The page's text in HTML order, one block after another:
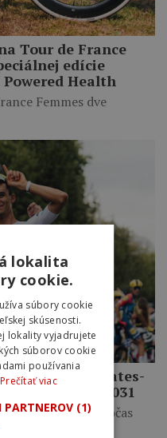
Tour de France
edície
Health
Femmes dve
UAE Emirates-
konca roka 2031
životnú sezónu, počas
lokalita
cookie.
súbory cookie
skúsenosti.
lokality vyjadrujete
súborov cookie
používania
Prečítať viac
PARTNEROV (1)